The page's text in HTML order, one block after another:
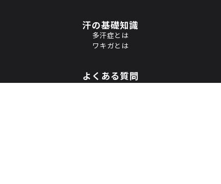
汗の基礎知識
多汗症とは
ワキガとは
よくある質問
コラム